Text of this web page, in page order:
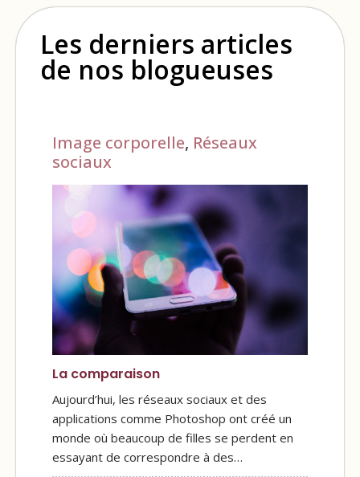
Les derniers articles
de nos blogueuses
Image corporelle, Réseaux
sociaux
La comparaison
Aujourd’hui, les réseaux sociaux et des
applications comme Photoshop ont créé un
monde où beaucoup de filles se perdent en
essayant de correspondre à des…